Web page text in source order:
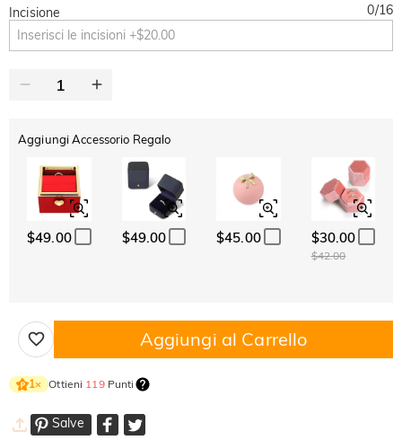
Incisione 0/16
Aggiungi Accessorio Regalo
$49.00 $49.00 $45.00 $30.00
$42.00
Aggiungi al Carrello
1× Ottieni 119Punti
Salve